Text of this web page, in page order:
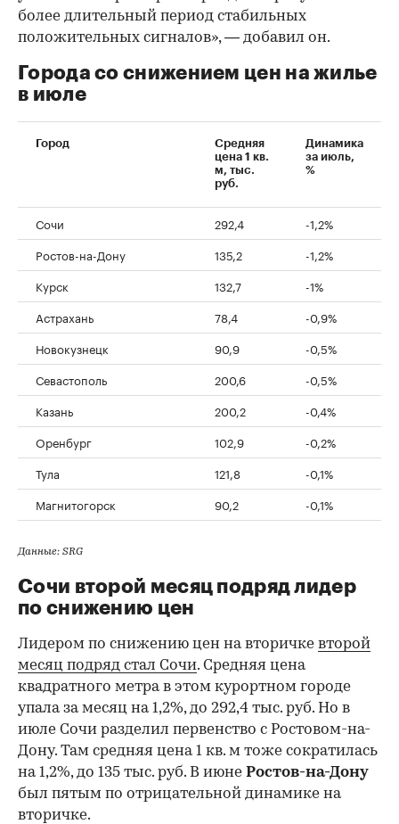
более длительный период стабильных
положительных сигналов», — добавил он.
Города со снижением цен на жилье
в июле
Город
Средняя
цена 1 кв.
м, тыс.
руб.
Динамика
за июль,
%
Сочи 292,4
-1,2%
Ростов-на-Дону
135,2
-1,2%
Курск
132,7
-1%
Астрахань
78,4
-0,9%
Новокузнецк
90,9
-0,5%
Севастополь
200,6
-0,5%
Казань
200,2
-0,4%
Оренбург
102,9
-0,2%
Тула
121,8
-0,1%
Магнитогорск
90,2 -0,1%
Данные: SRG
Сочи второй месяц подряд лидер
по снижению цен
Лидером по снижению цен на вторичке второй
месяц подряд стал Сочи. Средняя цена
квадратного метра в этом курортном городе
упала за месяц на 1,2%, до 292,4 тыс. руб. Но в
июле Сочи разделил первенство с Ростовом-на-
Дону. Там средняя цена 1 кв. м тоже сократилась
на 1,2%, до 135 тыс. руб. В июне Ростов-на-Дону
был пятым по отрицательной динамике на
вторичке.